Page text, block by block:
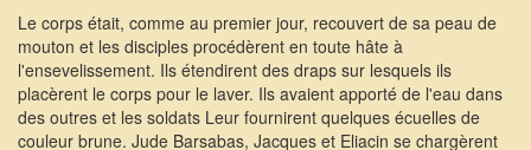
Le corps était, comme au premier jour, recouvert de sa peau de
mouton et les disciples procédèrent en toute hâte à
l'ensevelissement. Ils étendirent des draps sur lesquels ils
placèrent le corps pour le laver. Ils avaient apporté de l'eau dans
des outres et les soldats Leur fournirent quelques écuelles de
couleur brune. Jude Barsabas, Jacques et Eliacin se chargèrent